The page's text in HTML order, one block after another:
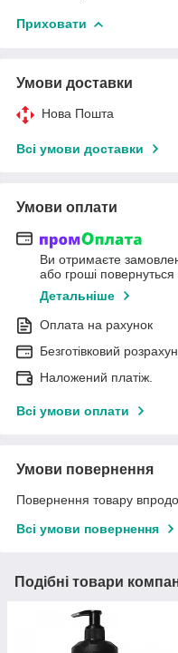
Приховати
Умови доставки
Нова Пошта
Всі умови доставки
Умови оплати
Ви отримаєте
або гроші
Детальніше
Оплата на рахунок
Безготівковий
Наложений платіж.
Всі умови оплати
Умови повернення
Повернення товару
Всі умови повернення
Подібні товари